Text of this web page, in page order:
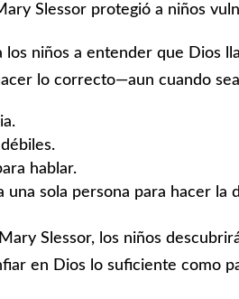
Slessor protegió a niños
los niños a entender que Dios
lo correcto—aun cuando
hablar.
una sola persona para hacer la
Slessor, los niños
en Dios lo suficiente como